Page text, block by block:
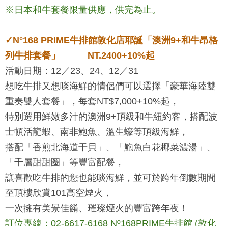
※日本和牛套餐限量供應，供完為止。
✓N°168 PRIME牛排館敦化店耶誕「澳洲9+和牛昂格
列牛排套餐」 NT.2400+10%起
活動日期：12／23、24、12／31
想吃牛排又想啖海鮮的情侶們可以選擇「豪華海陸雙
重奏雙人套餐」，每套NT$7,000+10%起，
特別選用鮮嫩多汁的澳洲9+頂級和牛紐約客，搭配波
士頓活龍蝦、南非鮑魚、溫生蠔等頂級海鮮，
搭配「香煎北海道干貝」、「鮑魚白花椰菜濃湯」、
「千層甜甜圈」等豐富配餐，
讓喜歡吃牛排的您也能啖海鮮，並可於跨年倒數期間
至頂樓欣賞101高空煙火，
一次擁有美景佳餚、璀璨煙火的豐富跨年夜！
訂位專線：02-6617-6168 Nº168PRIME牛排館 (敦化